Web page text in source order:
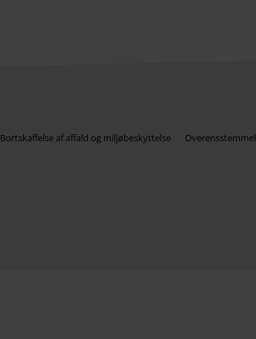
Bortskaffelse af affald og miljøbeskyttelse